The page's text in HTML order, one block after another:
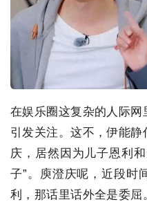
在娱乐圈这复杂的人际
引发关注。这不，伊能
庆，居然因为儿子恩利
子”。庾澄庆呢，近段时
利，那话里话外全是委